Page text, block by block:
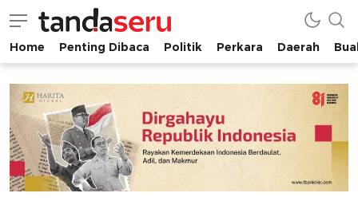
tandaseru.com | Penting Dibaca
tandaseru.com
Home Penting Dibaca Politik Perkara Daerah